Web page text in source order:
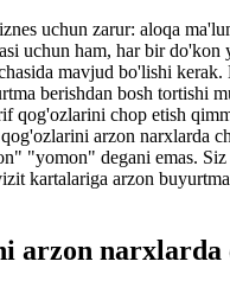
uchun zarur: aloqa
uchun ham, har bir do'kon
mavjud bo'lishi
berishdan bosh tortishi
qog'ozlarini chop etish
arzon narxlarda
"yomon" degani emas. Siz
kartalariga arzon
arzon narxlarda